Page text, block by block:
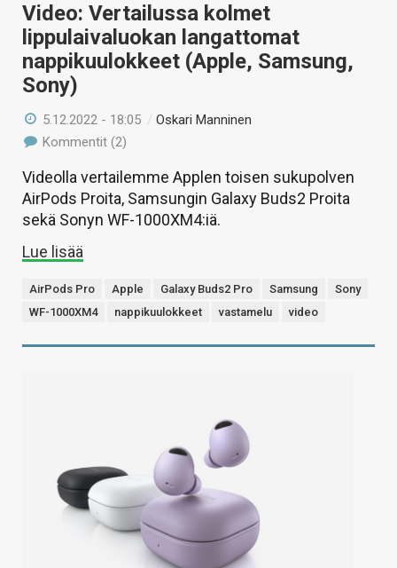
HAKU
Video: Vertailussa kolmet
lippulaivaluokan langattomat
nappikuulokkeet (Apple, Samsung,
Sony)
5.12.2022 - 18:05 /Oskari Manninen
Kommentit (2)
Videolla vertailemme Applen toisen sukupolven
AirPods Proita, Samsungin Galaxy Buds2 Proita
sekä Sonyn WF-1000XM4:iä.
Lue lisää
AirPods Pro Apple Galaxy Buds2 Pro Samsung
Sony
WF-1000XM4
nappikuulokkeet vastamelu video